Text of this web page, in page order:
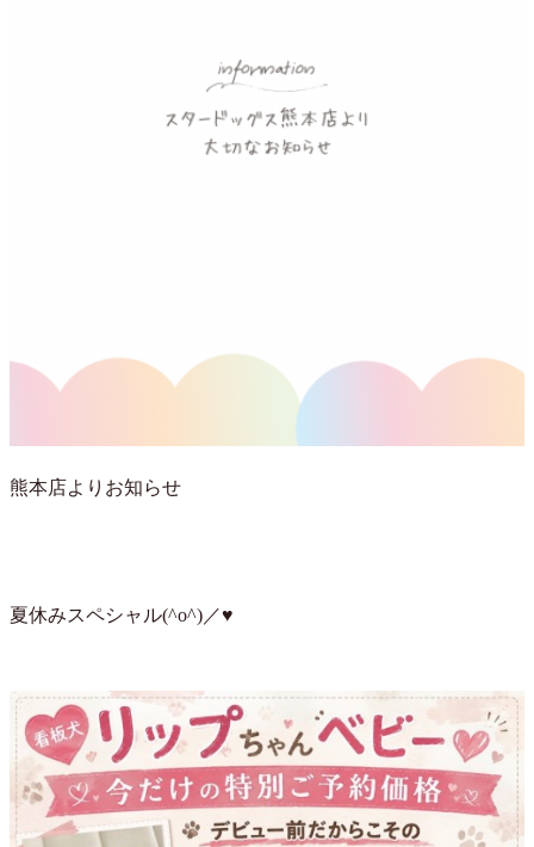
熊本店よりお知らせ
夏休みスペシャル(^o^)／♥